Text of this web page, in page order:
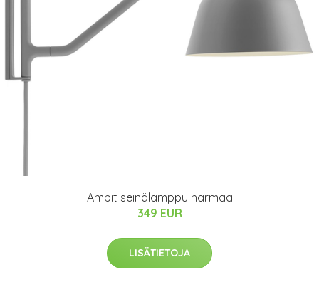
Ambit seinälamppu harmaa
349 EUR
LISÄTIETOJA